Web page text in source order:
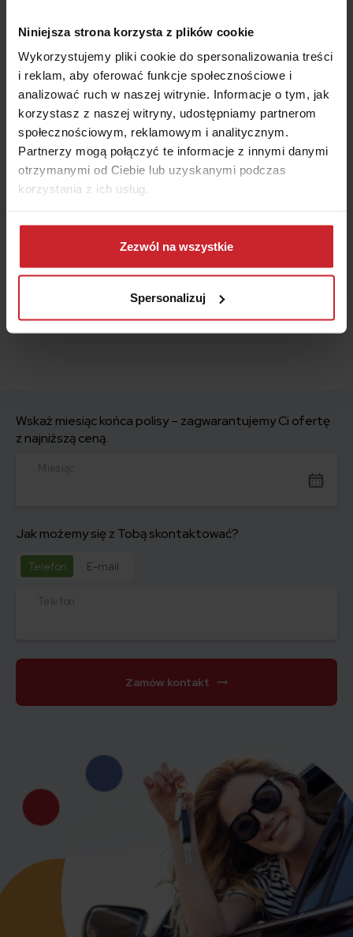
Niniejsza strona korzysta z plików cookie
Wykorzystujemy pliki cookie do spersonalizowania treści
i reklam, aby oferować funkcje społecznościowe i
analizować ruch w naszej witrynie. Informacje o tym, jak
korzystasz z naszej witryny, udostępniamy partnerom
społecznościowym, reklamowym i analitycznym.
Partnerzy mogą połączyć te informacje z innymi danymi
otrzymanymi od Ciebie lub uzyskanymi podczas
korzystania z ich usług.
Dowiedz się więcej na temat tego, kim jesteśmy, jak
można się z nami skontaktować i w jaki sposób
przetwarzamy dane osobowe w ramachPolityki
Zezwól na wszystkie
Spersonalizuj
Martyna Osmańska
Ekspert ds. ubezpieczeń
Główny Specjalista ds. Ubezpieczeń. Sprawnie łączy
wiedzę o ubezpieczeniach z wiedzą o finansach, a także
z klientami, w imieniu grupy Punkta. Powiedzielibyśmy, że
kocha ubezpieczenia, ale to nieprawda – kocha zwierzaki,
po równo foki i alpaki. Na ubezpieczeniach po prostu się
Wskaż miesiąc końca polisy – zagwarantujemy Ci ofertę
z najniższą ceną.
Miesiąc
Jak możemy się z Tobą skontaktować?
Telefon E-mail
Telefon
Zamów kontakt